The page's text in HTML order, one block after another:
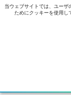
当ウェブサイトでは、ユー
ためにクッキーを使⽤し